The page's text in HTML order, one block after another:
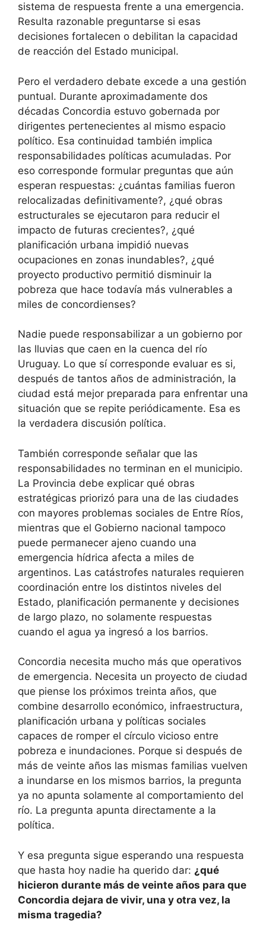
sistema de respuesta frente a una emergencia.
Resulta razonable preguntarse si esas
decisiones fortalecen o debilitan la capacidad
de reacción del Estado municipal.
Pero el verdadero debate excede a una gestión
puntual. Durante aproximadamente dos
décadas Concordia estuvo gobernada por
dirigentes pertenecientes al mismo espacio
político. Esa continuidad también implica
responsabilidades políticas acumuladas. Por
eso corresponde formular preguntas que aún
esperan respuestas: ¿cuántas familias fueron
relocalizadas definitivamente?, ¿qué obras
estructurales se ejecutaron para reducir el
impacto de futuras crecientes?, ¿qué
planificación urbana impidió nuevas
ocupaciones en zonas inundables?, ¿qué
proyecto productivo permitió disminuir la
pobreza que hace todavía más vulnerables a
miles de concordienses?
Nadie puede responsabilizar a un gobierno por
las lluvias que caen en la cuenca del río
Uruguay. Lo que sí corresponde evaluar es si,
después de tantos años de administración, la
ciudad está mejor preparada para enfrentar una
situación que se repite periódicamente. Esa es
la verdadera discusión política.
También corresponde señalar que las
responsabilidades no terminan en el municipio.
La Provincia debe explicar qué obras
estratégicas priorizó para una de las ciudades
con mayores problemas sociales de Entre Ríos,
mientras que el Gobierno nacional tampoco
puede permanecer ajeno cuando una
emergencia hídrica afecta a miles de
argentinos. Las catástrofes naturales requieren
coordinación entre los distintos niveles del
Estado, planificación permanente y decisiones
de largo plazo, no solamente respuestas
cuando el agua ya ingresó a los barrios.
Concordia necesita mucho más que operativos
de emergencia. Necesita un proyecto de ciudad
que piense los próximos treinta años, que
combine desarrollo económico, infraestructura,
planificación urbana y políticas sociales
capaces de romper el círculo vicioso entre
pobreza e inundaciones. Porque si después de
más de veinte años las mismas familias vuelven
a inundarse en los mismos barrios, la pregunta
ya no apunta solamente al comportamiento del
río. La pregunta apunta directamente a la
política.
Y esa pregunta sigue esperando una respuesta
que hasta hoy nadie ha querido dar: ¿qué
hicieron durante más de veinte años para que
Concordia dejara de vivir, una y otra vez, la
misma tragedia?